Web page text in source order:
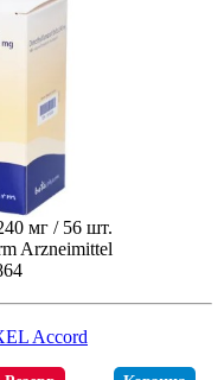
мг / 56 шт.
Arzneimittel
Accord